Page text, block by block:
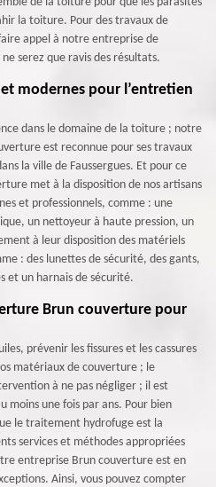
la toiture. Pour des travaux de
appel à notre entreprise de
serez que ravis des résultats.
modernes pour l’entretien
dans le domaine de la toiture ; notre
est reconnue pour ses travaux
la ville de Faussergues. Et pour ce
met à la disposition de nos artisans
et professionnels, comme : une
un nettoyeur à haute pression, un
à leur disposition des matériels
: des lunettes de sécurité, des gants,
et un harnais de sécurité.
Brun couverture pour
prévenir les fissures et les cassures
matériaux de couverture ; le
à ne pas négliger ; il est
moins une fois par ans. Pour bien
le traitement hydrofuge est la
services et méthodes appropriées
entreprise Brun couverture est en
Ainsi, vous pouvez compter